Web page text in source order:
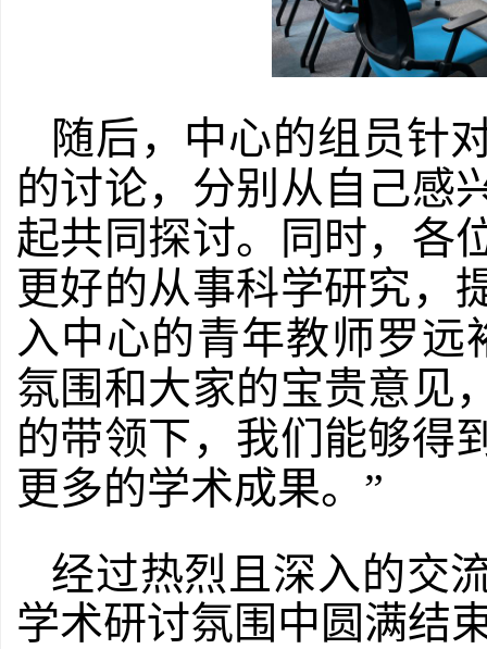
随后，中心的组员针
的讨论，分别从自己感
起共同探讨。同时，各
更好的从事科学研究，
入中心的青年教师罗远
氛围和大家的宝贵意见
的带领下，我们能够得
更多的学术成果。”
经过热烈且深入的交
学术研讨氛围中圆满结